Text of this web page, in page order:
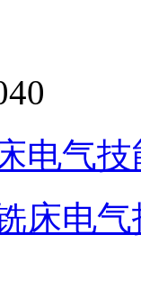
电气
床电